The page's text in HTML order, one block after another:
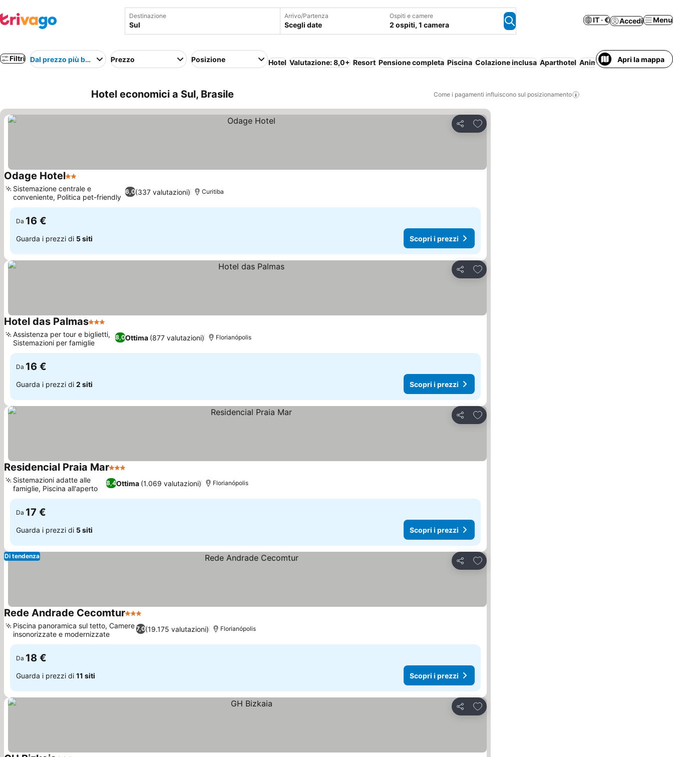
Destinazione Arrivo/Partenza
Scegli date
Ospiti e camere
2 ospiti, 1 camera
IT · € Accedi Menu
Filtri Dal prezzo più basso Prezzo Posizione Hotel Valutazione: 8,0+ Resort Pensione completa Piscina Colazione inclusa Aparthotel Animali ammessi Spa
Apri la mappa
Hotel economici a Sul, Brasile Come i pagamenti influiscono sul posizionamento
Condividi
Aggiungi ai preferiti
Odage Hotel2 Stelle
6,0(337 valutazioni)
Sistemazione centrale e
conveniente, Politica pet-friendly
Curitiba
Da 16 €
Guarda i prezzi di 5 siti Scopri i prezzi
Condividi
Aggiungi ai preferiti
Hotel das Palmas3 Stelle
8,0Ottima (877 valutazioni)
Assistenza per tour e biglietti,
Sistemazioni per famiglie
Florianópolis
Da 16 €
Guarda i prezzi di 2 siti Scopri i prezzi
Condividi
Aggiungi ai preferiti
Residencial Praia Mar3 Stelle
8,4Ottima (1.069 valutazioni)
Sistemazioni adatte alle
famiglie, Piscina all'aperto
Florianópolis
Da 17 €
Guarda i prezzi di 5 siti Scopri i prezzi
Condividi
Aggiungi ai preferiti
Di tendenza
Rede Andrade Cecomtur3 Stelle
7,0(19.175 valutazioni)
Piscina panoramica sul tetto, Camere
insonorizzate e modernizzate
Florianópolis
Da 18 €
Guarda i prezzi di 11 siti Scopri i prezzi
Condividi
Aggiungi ai preferiti